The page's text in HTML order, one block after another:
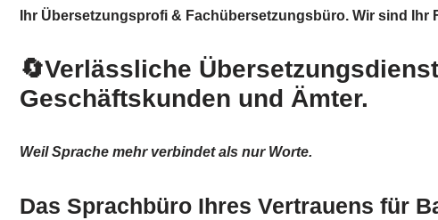
Ihr Übersetzungsprofi & Fachübersetzungsbüro. Wir sind Ihr
🔄Verlässliche
Geschäftskunden und Ämter.
Weil Sprache mehr verbindet als nur Worte.
Das Sprachbüro Ihres Vertrauens für